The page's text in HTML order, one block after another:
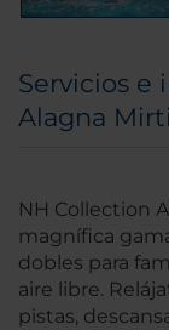
Servicios e
Alagna
NH Collection
magnífica
dobles para
aire libre.
pistas,